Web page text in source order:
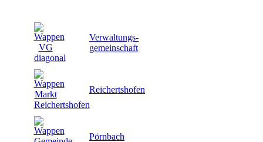
Verwaltungs-
gemeinschaft
Reichertshofen
Pörnbach